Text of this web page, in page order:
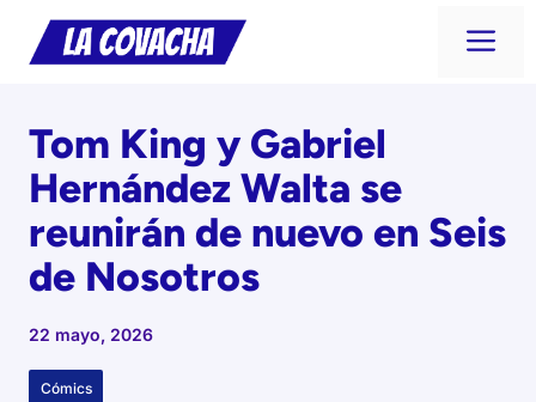
Saltar
Tom King y Gabriel
Hernández Walta se
reunirán de nuevo en Seis
de Nosotros
22 mayo, 2026
Cómics